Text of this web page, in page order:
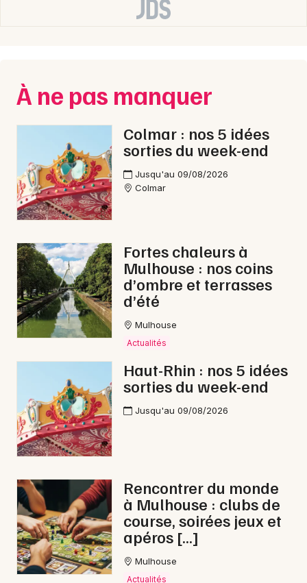
À ne pas manquer
Colmar : nos 5 idées
sorties du week-end
Jusqu'au 09/08/2026
Colmar
Fortes chaleurs à
Mulhouse : nos coins
d’ombre et terrasses
d’été
Mulhouse
Actualités
Haut-Rhin : nos 5 idées
sorties du week-end
Jusqu'au 09/08/2026
Rencontrer du monde
à Mulhouse : clubs de
course, soirées jeux et
apéros […]
Mulhouse
Actualités